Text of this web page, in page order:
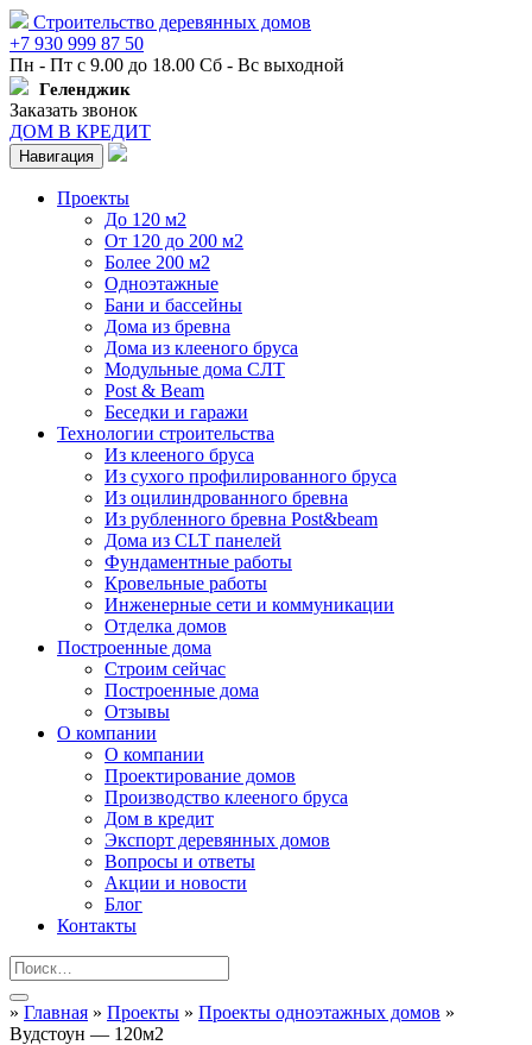
Строительство деревянных домов
+7 930 999 87 50
Пн - Пт с 9.00 до 18.00 Сб - Вс выходной
Геленджик
Заказать звонок
ДОМ В КРЕДИТ
Навигация
Проекты
До 120 м2
От 120 до 200 м2
Более 200 м2
Одноэтажные
Бани и бассейны
Дома из бревна
Дома из клееного бруса
Модульные дома СЛТ
Post & Beam
Беседки и гаражи
Технологии строительства
Из клееного бруса
Из сухого профилированного бруса
Из оцилиндрованного бревна
Из рубленного бревна Post&beam
Дома из CLT панелей
Фундаментные работы
Кровельные работы
Инженерные сети и коммуникации
Отделка домов
Построенные дома
Строим сейчас
Построенные дома
Отзывы
О компании
О компании
Проектирование домов
Производство клееного бруса
Дом в кредит
Экспорт деревянных домов
Вопросы и ответы
Акции и новости
Блог
Контакты
» Главная » Проекты » Проекты одноэтажных домов »
Вудстоун — 120м2